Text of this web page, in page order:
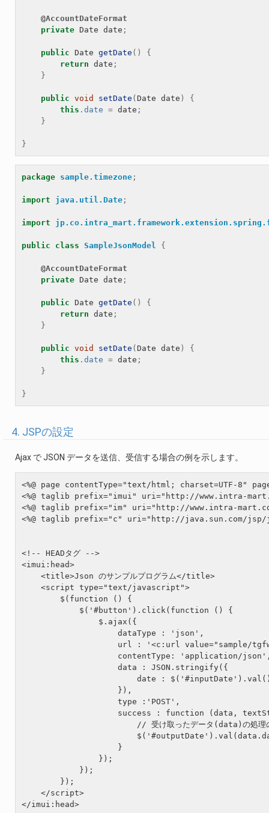
@AccountDateFormat
private Date date ;
public Date getDate ()
{
return date ;
}
public void setDate ( Date date )
{
this . date = date ;
}
}
package sample.timezone ;
import java.util.Date ;
import
public class SampleJsonModel {
@AccountDateFormat
private Date date ;
public Date getDate ()
{
return date ;
}
public void setDate ( Date date )
{
this . date = date ;
}
}
4. JSPの設定
Ajax で JSON データを送信、受信する場合の例を示します。
<%@ page contentType="text/html; charset=UTF-8"
<%@ taglib prefix="imui" uri="http://www.intra-
<%@ taglib prefix="im" uri="http://www.intra-
<%@ taglib prefix="c" uri="http://java.sun.com/
<!-- HEADタグ -->
<imui:head>
    <title>Json のサンプルプログラム</title>
    <script type="text/javascript">
        $(function () {
            $('#button').click(function () {
                $.ajax({
                    dataType : 'json',
url : '<c:url value="sample/
contentType: 'application/
                    data : JSON.stringify({
date :
                    }),
                    type :'POST',
success : function (data,
// 受け取ったデータ(data)の処理
                    }
                });
            });
        });
    </script>
</imui:head>